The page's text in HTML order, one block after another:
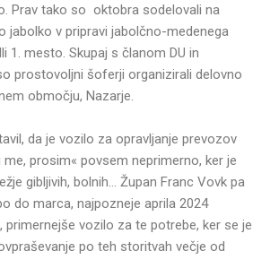
Prav tako so oktobra sodelovali na
jabolko v pripravi jabolčno-medenega
1. mesto. Skupaj s članom DU in
prostovoljni šoferji organizirali delovno
območju, Nazarje.
da je vozilo za opravljanje prevozov
me, prosim« povsem neprimerno, ker je
gibljivih, bolnih… Župan Franc Vovk pa
do marca, najpozneje aprila 2024
primernejše vozilo za te potrebe, ker se je
po teh storitvah večje od